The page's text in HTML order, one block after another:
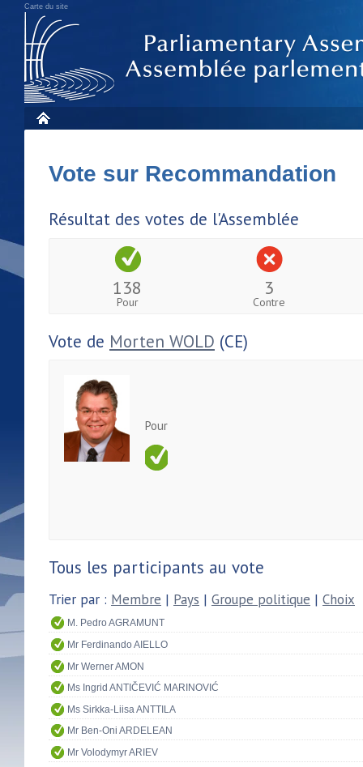
Carte du site
Vote sur Recommandation
Résultat des votes de l'Assemblée
138
Pour
3
Contre
Vote de Morten WOLD (CE)
Pour
Tous les participants au vote
Trier par : Membre | Pays | Groupe politique | Choix
M. Pedro AGRAMUNT
Mr Ferdinando AIELLO
Mr Werner AMON
Ms Ingrid ANTIČEVIĆ MARINOVIĆ
Ms Sirkka-Liisa ANTTILA
Mr Ben-Oni ARDELEAN
Mr Volodymyr ARIEV